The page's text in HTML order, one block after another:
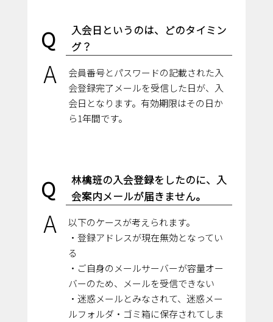
Q
入会日というのは、どのタイミン
グ？
A
会員番号とパスワードの記載された入
会登録完了メールを受信した日が、入
会日となります。有効期限はその日か
ら1年間です。
Q
林檎班の入会登録をしたのに、入
会案内メールが届きません。
A
以下のケースが考えられます。
・登録アドレスが現在無効となってい
る
・ご自身のメールサーバーが容量オー
バーのため、メールを受信できない
・迷惑メールとみなされて、迷惑メー
ルフォルダ・ゴミ箱に保存されてしま